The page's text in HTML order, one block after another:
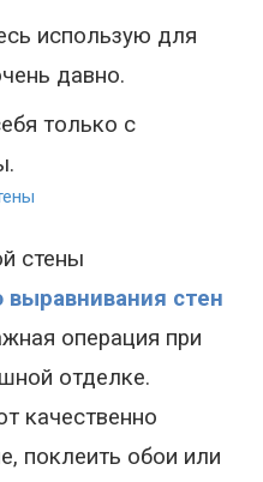
использую для
давно.
только с
стены
стен
операция при
отделке.
качественно
поклеить обои или